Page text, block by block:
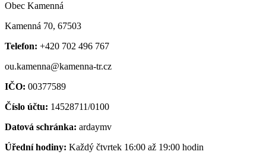
Obec Kamenná
Kamenná 70, 67503
Telefon: +420 702 496 767
ou.kamenna@kamenna-tr.cz
IČO: 00377589
Číslo účtu: 14528711/0100
Datová schránka: ardaymv
Úřední hodiny: Každý čtvrtek 16:00 až 19:00 hodin